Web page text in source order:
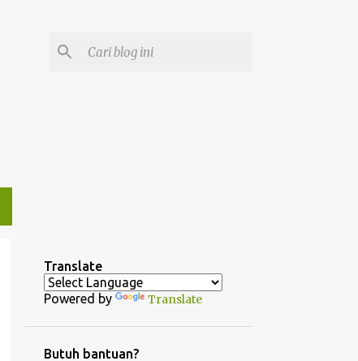
Translate
Powered by Translate
Butuh bantuan?